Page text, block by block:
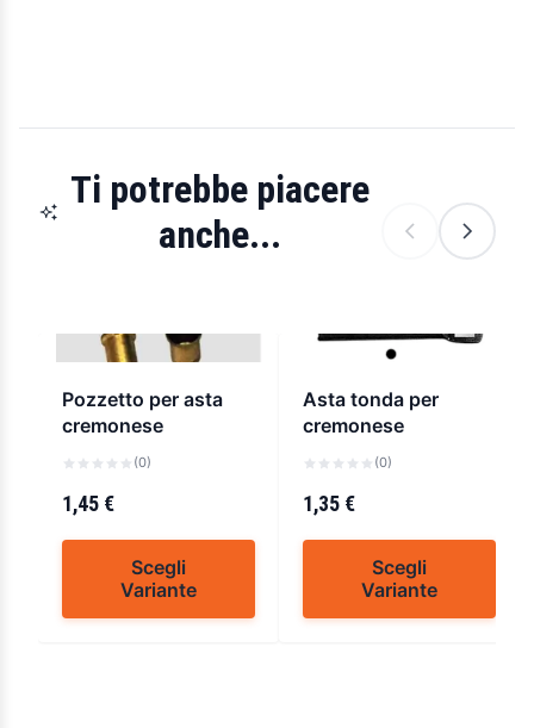
Ti potrebbe piacere
anche...
Pozzetto per asta
cremonese
(0)
1,45 €
Scegli
Variante
Asta tonda per
cremonese
(0)
1,35 €
Scegli
Variante